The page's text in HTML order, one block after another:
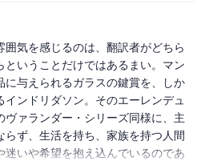
少しずつ真実に迫る過程は面白い
家の歴史が絡む事件の真相にまで
うというのは余りにも出来過ぎで
気を感じるのは、翻訳者がどちら
ということだけではあるまい。マン
与えられるガラスの鍵賞を、しか
ンドリダソン。そのエーレンデュ
ヴァランダー・シリーズ同様に、主
らず、生活を持ち、家族を持つ人間
いや希望を抱え込んでいるのであ